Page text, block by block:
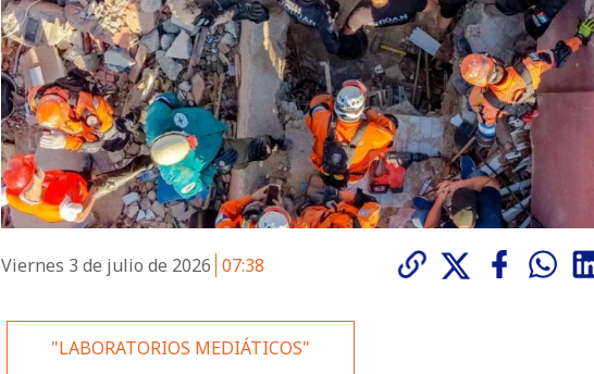
Viernes 3 de julio de 2026 07:38
"LABORATORIOS MEDIÁTICOS"